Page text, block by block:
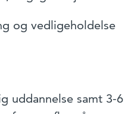
og vedligeholdelse
uddannelse samt 3-6